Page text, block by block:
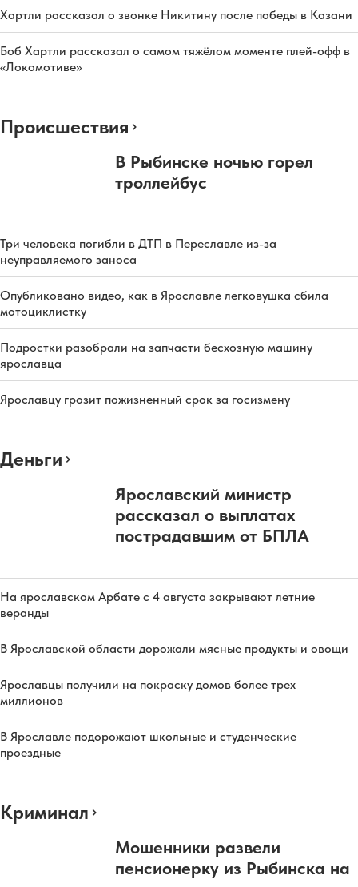
Хартли рассказал о звонке Никитину после победы в Казани
Боб Хартли рассказал о самом тяжёлом моменте плей-офф в
«Локомотиве»
Происшествия
В Рыбинске ночью горел
троллейбус
Три человека погибли в ДТП в Переславле из-за
неуправляемого заноса
Опубликовано видео, как в Ярославле легковушка сбила
мотоциклистку
Подростки разобрали на запчасти бесхозную машину
ярославца
Ярославцу грозит пожизненный срок за госизмену
Деньги
Ярославский министр
рассказал о выплатах
пострадавшим от БПЛА
На ярославском Арбате с 4 августа закрывают летние
веранды
В Ярославской области дорожали мясные продукты и овощи
Ярославцы получили на покраску домов более трех
миллионов
В Ярославле подорожают школьные и студенческие
проездные
Криминал
Мошенники развели
пенсионерку из Рыбинска на